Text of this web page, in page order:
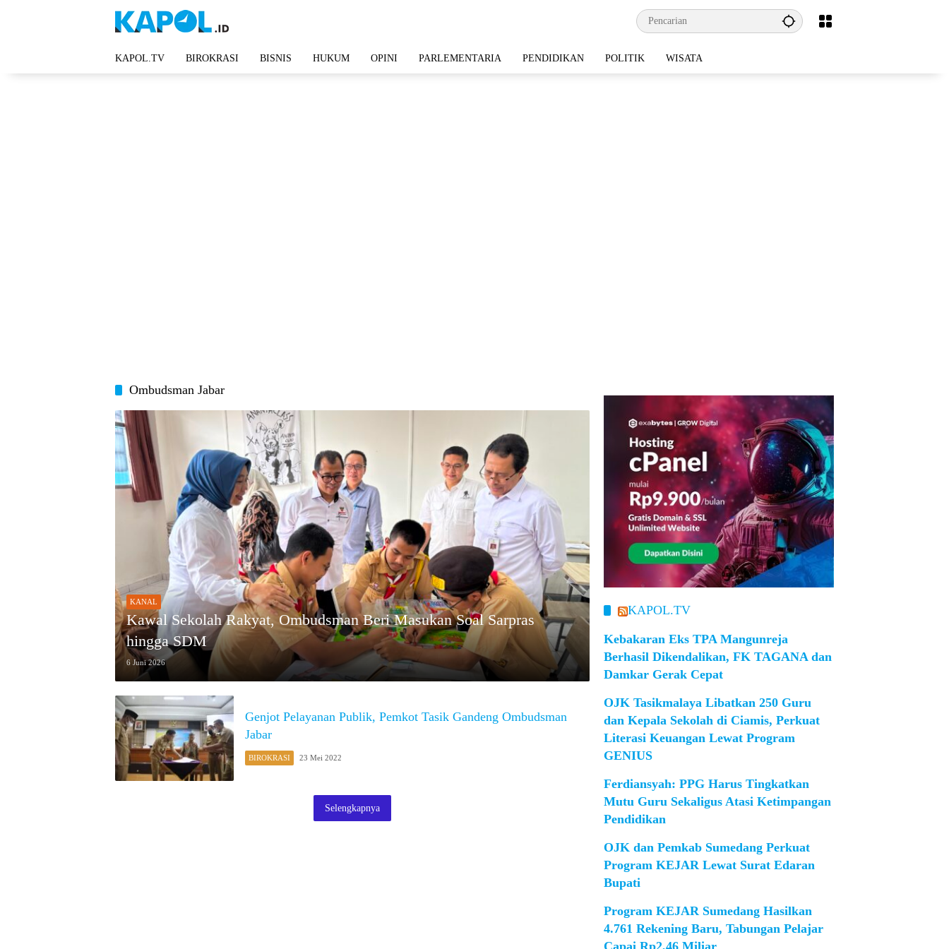
KAPOL.TV BIROKRASI BISNIS HUKUM OPINI PARLEMENTARIA PENDIDIKAN POLITIK WISATA
Ombudsman Jabar
KANAL
Kawal Sekolah Rakyat, Ombudsman Beri Masukan Soal Sarpras
hingga SDM
6 Juni 2026
Genjot Pelayanan Publik, Pemkot Tasik Gandeng Ombudsman
Jabar
BIROKRASI 23 Mei 2022
Selengkapnya
KAPOL.TV
Kebakaran Eks TPA Mangunreja
Berhasil Dikendalikan, FK TAGANA dan
Damkar Gerak Cepat
OJK Tasikmalaya Libatkan 250 Guru
dan Kepala Sekolah di Ciamis, Perkuat
Literasi Keuangan Lewat Program
GENIUS
Ferdiansyah: PPG Harus Tingkatkan
Mutu Guru Sekaligus Atasi Ketimpangan
Pendidikan
OJK dan Pemkab Sumedang Perkuat
Program KEJAR Lewat Surat Edaran
Bupati
Program KEJAR Sumedang Hasilkan
4.761 Rekening Baru, Tabungan Pelajar
Capai Rp2,46 Miliar